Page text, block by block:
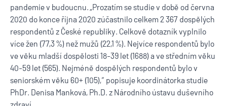
pandemie v budoucnu. „Prozatím se studie v době od června
2020 do konce října 2020 zúčastnilo celkem 2 367 dospělých
respondentů z České republiky. Celkově dotazník vyplnilo
více žen (77,3 %) než mužů (22,1 %). Nejvíce respondentů bylo
ve věku mladší dospělosti 18-39 let (1688) a ve středním věku
40-59 let (565). Nejméně dospělých respondentů bylo v
seniorském věku 60+ (105),“ popisuje koordinátorka studie
PhDr. Denisa Manková, Ph.D. z Národního ústavu duševního